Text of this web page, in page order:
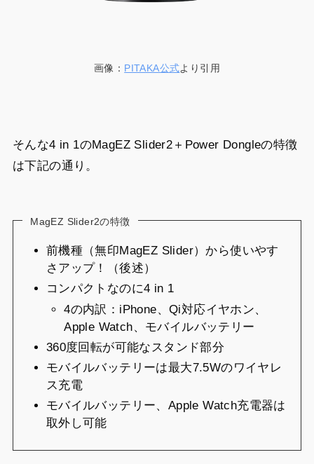
画像： PITAKA公式より引用
そんな4 in 1のMagEZ Slider2＋Power Dongleの特徴
は下記の通り。
MagEZ Slider2の特徴
前機種（無印MagEZ Slider）から使いやす
さアップ！（後述）
コンパクトなのに4 in 1
4の内訳：iPhone、Qi対応イヤホン、
Apple Watch、モバイルバッテリー
360度回転が可能なスタンド部分
モバイルバッテリーは最大7.5Wのワイヤレ
ス充電
モバイルバッテリー、Apple Watch充電器は
取外し可能